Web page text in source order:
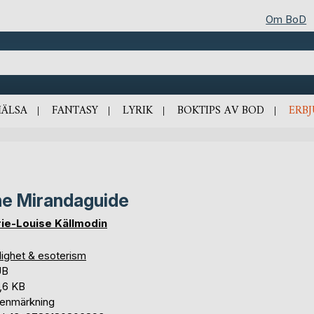
Om BoD
FANTASY LYRIK BOKTIPS AV BOD
Mirandaguide
Louise Källmodin
& esoterism
KB